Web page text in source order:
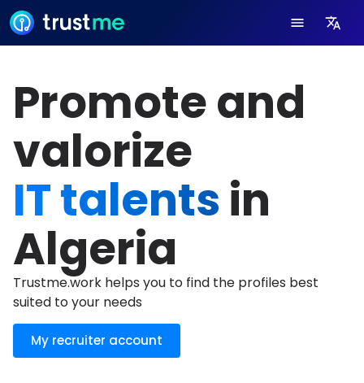
Promote and
valorize
IT talentsin
Algeria
Trustme.work helps you to find the profiles best
suited to your needs
My recruiter account